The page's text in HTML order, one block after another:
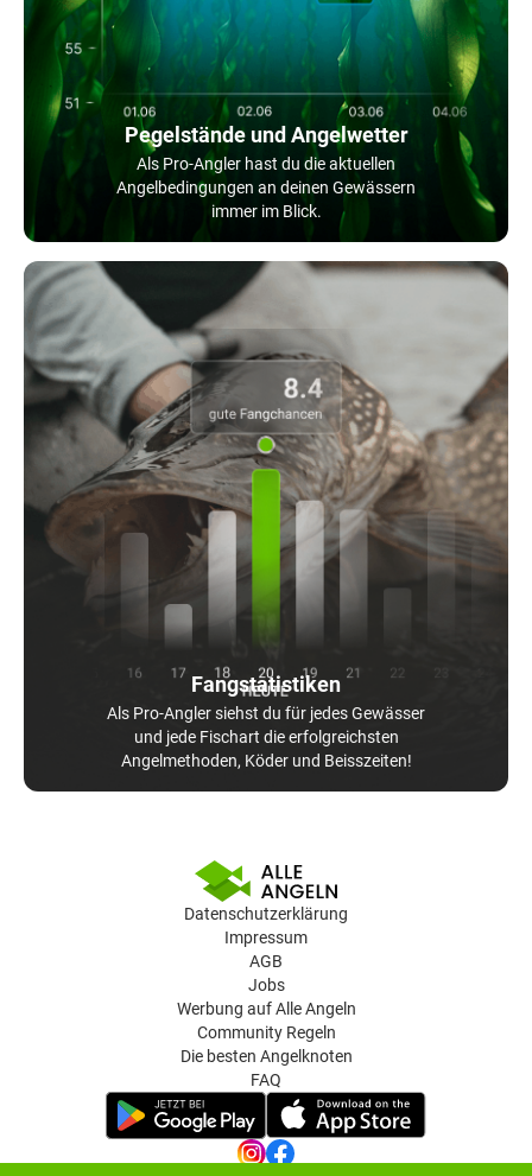
Pegelstände und Angelwetter
Als Pro-Angler hast du die aktuellen
Angelbedingungen an deinen Gewässern
immer im Blick.
Fangstatistiken
Als Pro-Angler siehst du für jedes Gewässer
und jede Fischart die erfolgreichsten
Angelmethoden, Köder und Beisszeiten!
Datenschutzerklärung
Impressum
AGB
Jobs
Werbung auf Alle Angeln
Community Regeln
Die besten Angelknoten
FAQ